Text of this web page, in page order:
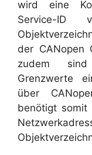
wird eine
Service-
der CANopen
zudem sind
Grenzwerte
über
benötigt somit